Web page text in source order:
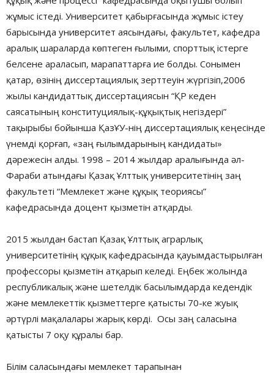
жұмыс істеді. Университет қабырғасында жұмыс істеу
барысында университет аясындағы, факультет, кафедра
аралық шараларда көптеген ғылыми, спорттық істерге
белсене араласып, марапаттарға ие болды. Сонымен
қатар, өзінің диссертациялық зерттеуін жүргізіп,2006
жылы кандидаттық диссертациясын “ҚР кеден
саясатының конституциялық-құқықтық негіздері”
тақырыбы бойынша ҚазҰУ-нің диссертациялық кеңесінде
үнемді қорғап, «заң ғылымдарының кандидаты»
дәрежесін алды. 1998 – 2014 жылдар аралығында әл-
Фараби атындағы Қазақ Ұлттық университетінің заң
факультеті “Мемлекет және құқық теориясы”
кафедрасында доцент қызметін атқарды.
2015 жылдан бастап Қазақ Ұлттық аграрлық
университетінің құқық кафедрасында қауымдастырылған
профессоры қызметін атқарып келеді. Еңбек жолында
республикалық және шетелдік басылымдарда кедендік
және мемлекеттік қызметтерге қатысты 70-ке жуық
әртүрлі мақалалары жарық көрді. Осы заң саласына
қатысты 7 оқу құралы бар.
Білім саласындағы мемлекет тарапынан